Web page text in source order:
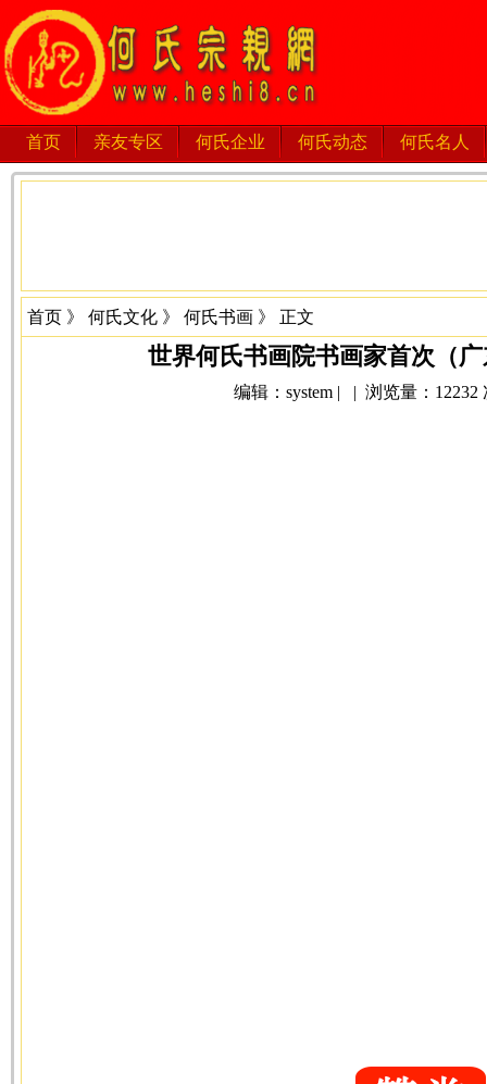
首页 亲友专区 何氏企业 何氏动态 何氏名人
首页 》 何氏文化 》 何氏书画 》 正文
世界何氏书画院书画家首次（
编辑：system | | 浏览量：12232